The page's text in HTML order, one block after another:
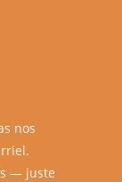
nos
— juste